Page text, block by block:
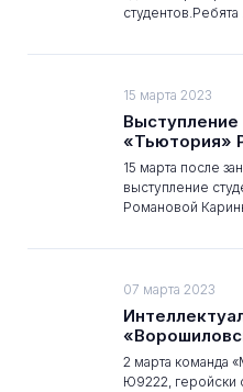
студентов.Ребята
15 марта 2023
«Тьютория»
15 марта после
выступление
Романовой
07 марта 2023
2 марта команда
Ю9222, геройски